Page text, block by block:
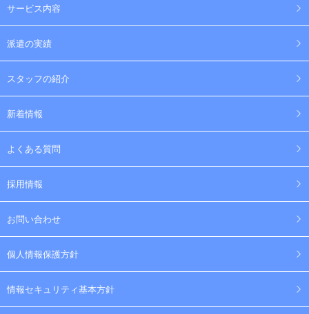
サービス内容
派遣の実績
スタッフの紹介
新着情報
よくある質問
採用情報
お問い合わせ
個人情報保護方針
情報セキュリティ基本方針